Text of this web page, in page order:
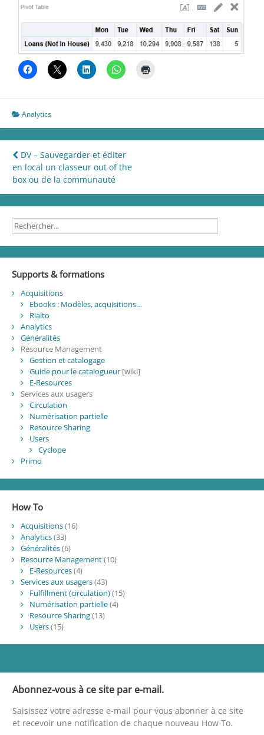
Analytics
Navigation
de
l’article
DV – Sauvegarder et éditer
en local un classeur out of the
box ou de la communauté
Supports & formations
Acquisitions
Ebooks : Modèles, acquisitions…
Rialto
Analytics
Généralités
Resource Management
Gestion et catalogage
Guide pour le catalogueur[wiki]
E-Resources
Services aux usagers
Circulation
Numérisation partielle
Resource Sharing
Users
Cyclope
Primo
How To
Acquisitions(16)
Analytics(33)
Généralités(6)
Resource Management(10)
E-Resources(4)
Services aux usagers(43)
Fulfillment (circulation)(15)
Numérisation partielle(4)
Resource Sharing(13)
Users(15)
Abonnez-vous à ce site par e-mail.
Saisissez votre adresse e-mail pour vous abonner à ce site
et recevoir une notification de chaque nouveau How To.